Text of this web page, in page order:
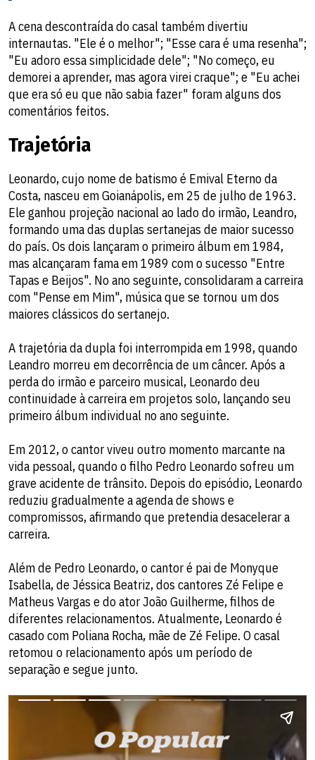
A cena descontraída do casal também divertiu
internautas. "Ele é o melhor"; "Esse cara é uma resenha";
"Eu adoro essa simplicidade dele"; "No começo, eu
demorei a aprender, mas agora virei craque"; e "Eu achei
que era só eu que não sabia fazer" foram alguns dos
comentários feitos.
Trajetória
Leonardo, cujo nome de batismo é Emival Eterno da
Costa, nasceu em Goianápolis, em 25 de julho de 1963.
Ele ganhou projeção nacional ao lado do irmão, Leandro,
formando uma das duplas sertanejas de maior sucesso
do país. Os dois lançaram o primeiro álbum em 1984,
mas alcançaram fama em 1989 com o sucesso "Entre
Tapas e Beijos". No ano seguinte, consolidaram a carreira
com "Pense em Mim", música que se tornou um dos
maiores clássicos do sertanejo.
A trajetória da dupla foi interrompida em 1998, quando
Leandro morreu em decorrência de um câncer. Após a
perda do irmão e parceiro musical, Leonardo deu
continuidade à carreira em projetos solo, lançando seu
primeiro álbum individual no ano seguinte.
Em 2012, o cantor viveu outro momento marcante na
vida pessoal, quando o filho Pedro Leonardo sofreu um
grave acidente de trânsito. Depois do episódio, Leonardo
reduziu gradualmente a agenda de shows e
compromissos, afirmando que pretendia desacelerar a
carreira.
Além de Pedro Leonardo, o cantor é pai de Monyque
Isabella, de Jéssica Beatriz, dos cantores Zé Felipe e
Matheus Vargas e do ator João Guilherme, filhos de
diferentes relacionamentos. Atualmente, Leonardo é
casado com Poliana Rocha, mãe de Zé Felipe. O casal
retomou o relacionamento após um período de
separação e segue junto.